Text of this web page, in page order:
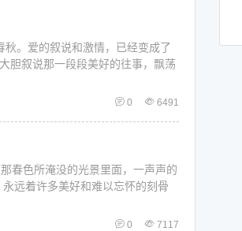
。爱的叙说和激情，已经变成了
胆叙说那一段段美好的往事，飘荡
0 6491
春色所淹没的光景里面，一声声的
远着许多美好和难以忘怀的刻骨
0 7117